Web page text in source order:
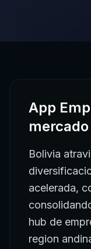
App
Bolivia
acelerada,
hub de
region